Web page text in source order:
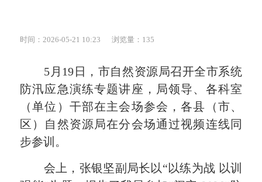
时间：2026-05-21 10:23 浏览量：135
5月19日，市自然资源局召开全市系统
防汛应急演练专题讲座，局领导、各科室
（单位）干部在主会场参会，各县（市、
区）自然资源局在分会场通过视频连线同
步参训 。
会上，张银坚副局长以“以练为战 以训